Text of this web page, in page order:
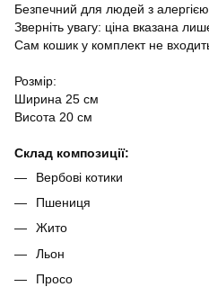
Безпечний для людей з алергією.
Зверніть увагу: ціна вказана
Сам кошик у комплект не
Розмір:
Ширина 25 см
Висота 20 см
Склад композиції:
Вербові котики
Пшениця
Жито
Льон
Просо